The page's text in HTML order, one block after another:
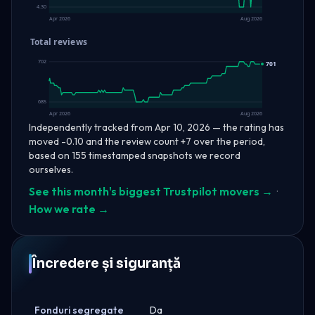
4.30
Apr 2026 Aug 2026
Total reviews
702
685
701
Apr 2026 Aug 2026
Independently tracked from Apr 10, 2026 — the rating has
moved -0.10 and the review count +7 over the period,
based on 155 timestamped snapshots we record
ourselves.
See this month's biggest Trustpilot movers → ·
How we rate →
Încredere și siguranță
Fonduri segregate Da